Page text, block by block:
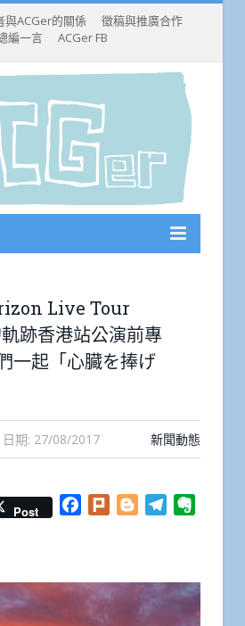
與ACGer的關係
徵稿與推廣合作
編一言
ACGer FB
Live Tour
跡香港站公演前專
一起「心臓を捧げ
日期: 27/08/2017 新聞動態
Post Facebook
Plurk BloggerTelegram